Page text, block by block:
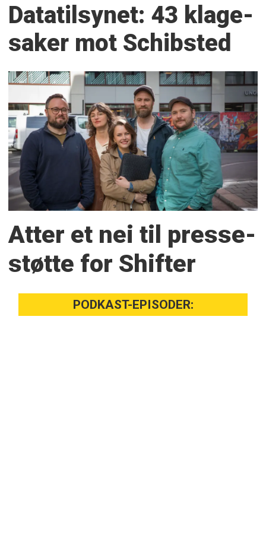
Datatilsynet: 43 klage­
saker mot Schibsted
Atter et nei til presse­
støtte for Shifter
PODKAST-EPISODER: